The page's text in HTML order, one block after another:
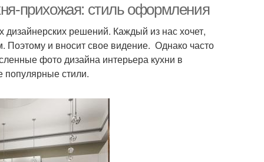
прихожая: стиль оформления
решений. Каждый из нас хочет,
и вносит свое видение. Однако часто
фото дизайна интерьера кухни в
популярные стили.